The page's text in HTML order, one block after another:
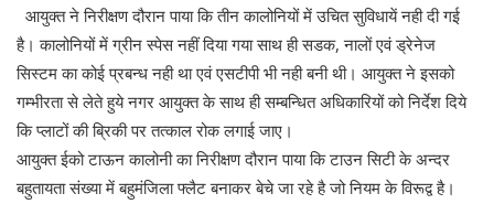
आयुक्त ने निरीक्षण दौरान पाया कि तीन कालोनियों में उचित सुविधायें नही दी गई
है। कालोनियों में ग्रीन स्पेस नहीं दिया गया साथ ही सडक, नालों एवं ड्रेनेज
सिस्टम का कोई प्रबन्ध नही था एवं एसटीपी भी नही बनी थी। आयुक्त ने इसको
गम्भीरता से लेते हुये नगर आयुक्त के साथ ही सम्बन्धित अधिकारियों को निर्देश दिये
कि प्लाटों की ब्रिकी पर तत्काल रोक लगाई जाए।
आयुक्त ईको टाऊन कालोनी का निरीक्षण दौरान पाया कि टाउन सिटी के अन्दर
बहुतायता संख्या में बहुमंजिला फ्लैट बनाकर बेचे जा रहे है जो नियम के विरूद्व है।